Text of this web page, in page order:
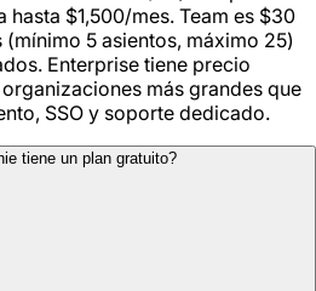
hasta $1,500/mes. Team es $30
5 asientos, máximo 25)
Enterprise tiene precio
más grandes que
SSO y soporte dedicado.
tiene un plan gratuito?